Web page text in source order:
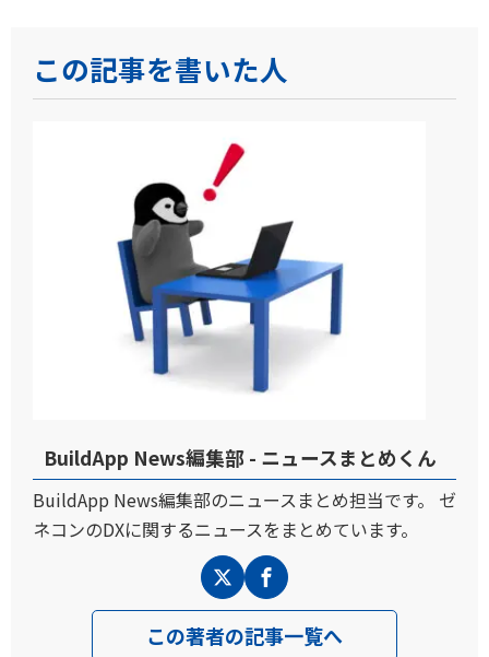
この記事を書いた人
BuildApp News編集部 - ニュースまとめくん
BuildApp News編集部のニュースまとめ担当です。 ゼ
ネコンのDXに関するニュースをまとめています。
この著者の記事一覧へ